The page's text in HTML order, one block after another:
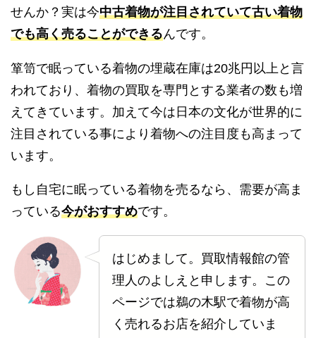
せんか？実は今中古着物が注目されていて古い着物
でも高く売ることができるんです。
箪笥で眠っている着物の埋蔵在庫は20兆円以上と言
われており、着物の買取を専門とする業者の数も増
えてきています。加えて今は日本の文化が世界的に
注目されている事により着物への注目度も高まって
います。
もし自宅に眠っている着物を売るなら、需要が高ま
っている今がおすすめです。
はじめまして。買取情報館の管
理人のよしえと申します。この
ページでは鵜の木駅で着物が高
く売れるお店を紹介していま